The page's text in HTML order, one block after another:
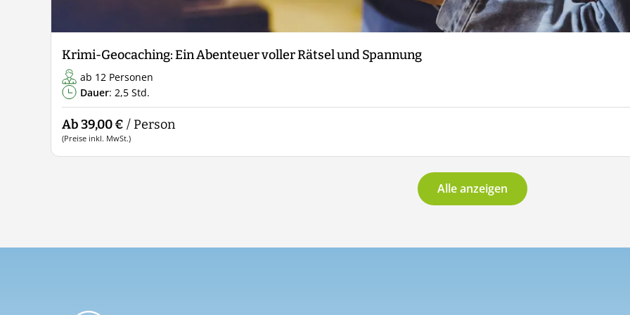
Krimi-Geocaching: Ein Abenteuer voller Rätsel und Spannung
ab 12 Personen
Dauer: 2,5 Std.
Ab 39,00 € / Person
(Preise inkl. MwSt.)
Alle anzeigen